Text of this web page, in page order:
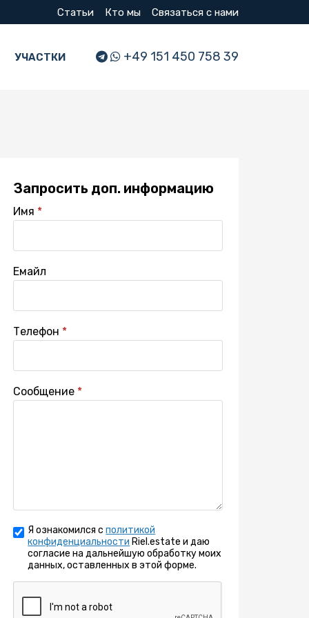
Статьи Кто мы Связаться с нами
УЧАСТКИ +49 151 450 758 39
Запросить доп. информацию
Имя
Емайл
Телефон
Сообщение
Я ознакомился сполитикой
конфиденциальности Riel.estate и даю
согласие на дальнейшую обработку моих
данных, оставленных в этой форме.